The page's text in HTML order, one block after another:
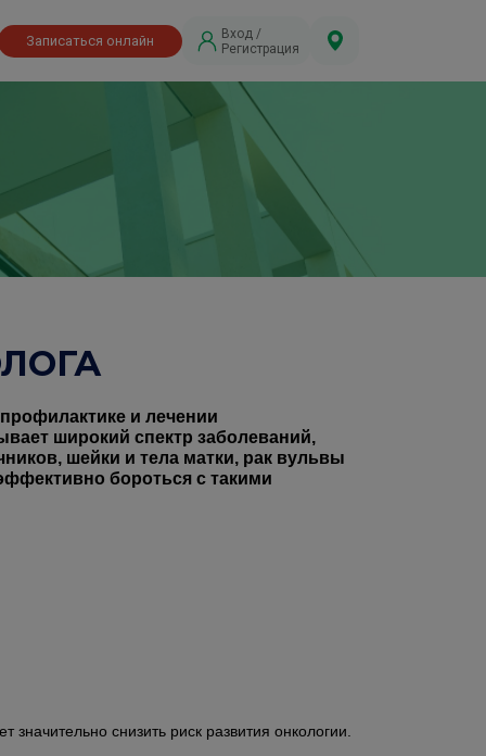
Записаться онлайн
Вход /
Регистрация
и лечении
широкий спектр заболеваний,
шейки и тела матки, рак вульвы
бороться с такими
снизить риск развития онкологии.